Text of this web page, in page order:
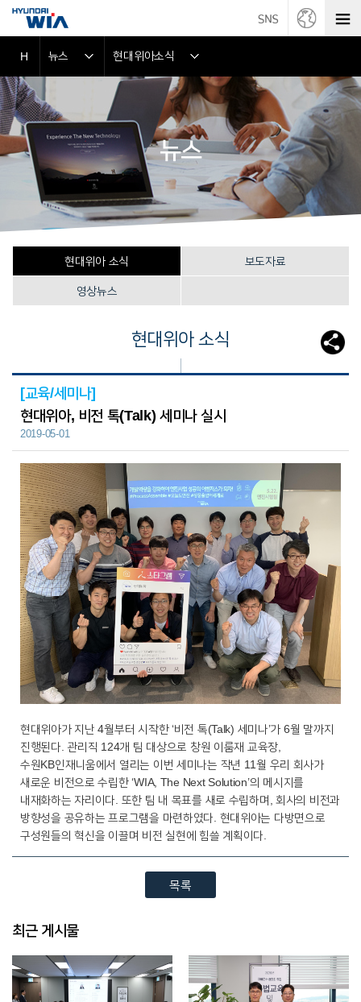
뉴스
H 뉴스 현대위아소식
현대위아 소식 보도자료
영상뉴스
현대위아 소식
[교육/세미나]
현대위아, 비전 톡(Talk) 세미나 실시
2019-05-01
현대위아가 지난 4월부터 시작한 ‘비전 톡(Talk) 세미나’가 6월 말까지
진행된다. 관리직 124개 팀 대상으로 창원 이룸재 교육장,
수원KB인재니움에서 열리는 이번 세미나는 작년 11월 우리 회사가
새로운 비전으로 수립한 ‘WIA, The Next Solution’의 메시지를
내재화하는 자리이다. 또한 팀 내 목표를 새로 수립하며, 회사의 비전과
방향성을 공유하는 프로그램을 마련하였다. 현대위아는 다방면으로
구성원들의 혁신을 이끌며 비전 실현에 힘쓸 계획이다.
목록
최근 게시물